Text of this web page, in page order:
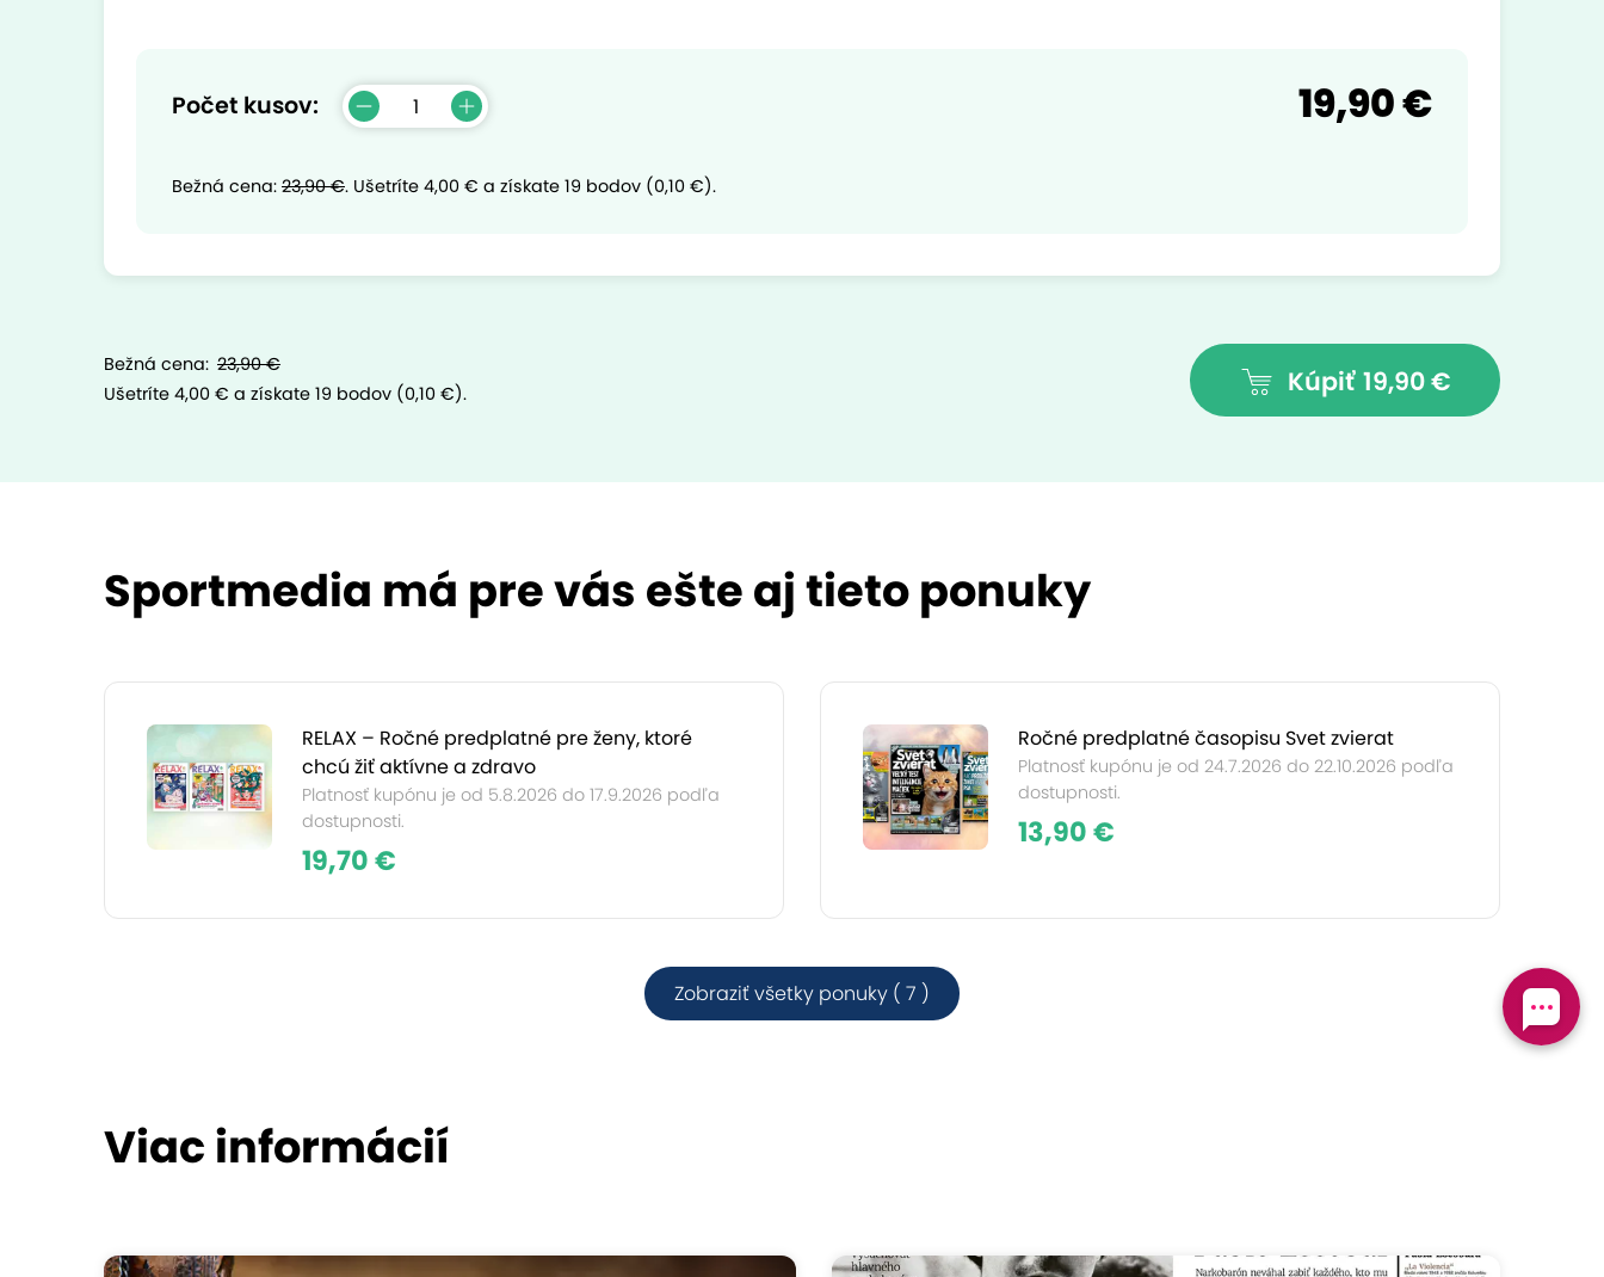
Počet kusov: 19,90 €
Bežná cena: 23,90 €. Ušetríte 4,00 € a získate 19 bodov (0,10 €).
Kúpiť 19,90 €
Bežná cena: 23,90 €
Ušetríte 4,00 € a získate 19 bodov (0,10 €).
Sportmedia má pre vás ešte aj tieto ponuky
RELAX – Ročné predplatné pre ženy, ktoré
chcú žiť aktívne a zdravo
Platnosť kupónu je od 5.8.2026 do 17.9.2026 podľa
dostupnosti.
19,70 €
Ročné predplatné časopisu Svet zvierat
Platnosť kupónu je od 24.7.2026 do 22.10.2026 podľa
dostupnosti.
13,90 €
Zobraziť všetky ponuky ( 7 )
Viac informácií